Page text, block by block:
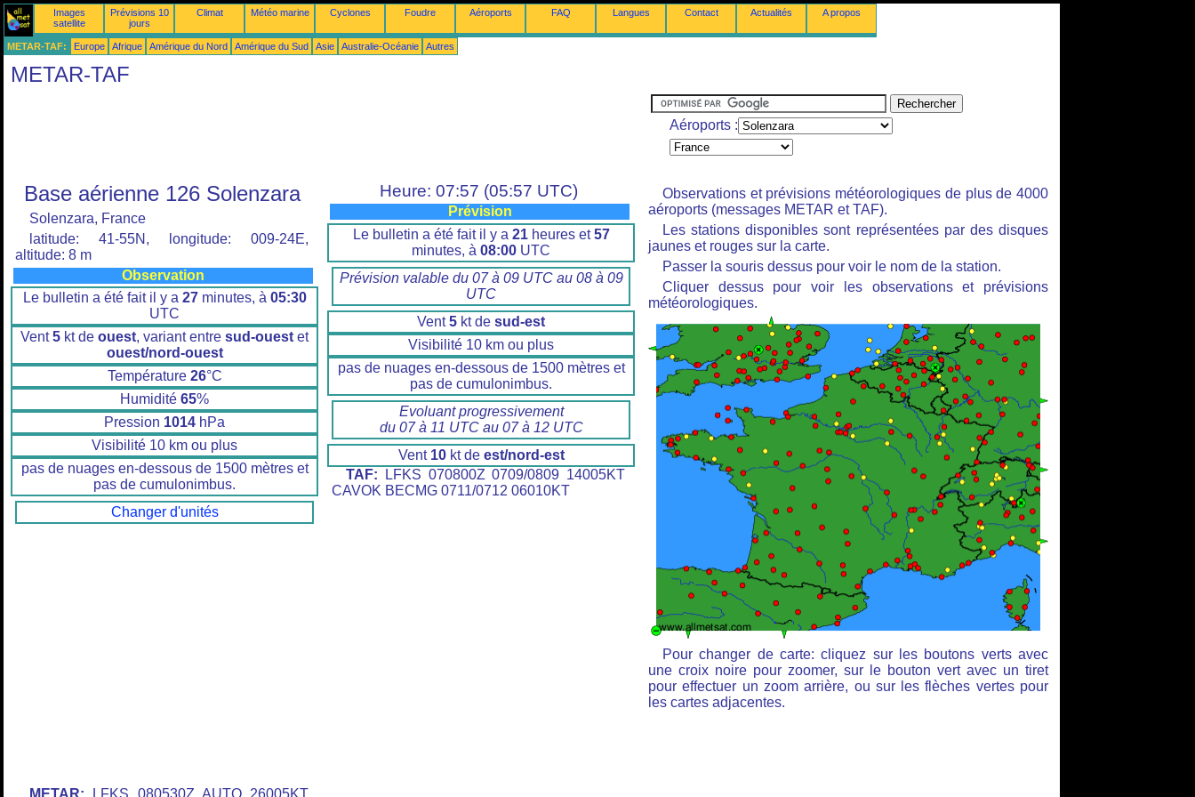
Images
satellite
Prévisions 10
jours
Climat Météo marine Cyclones Foudre Aéroports FAQ Langues Contact Actualités A propos
METAR-TAF: Europe Afrique Amérique du Nord Amérique du Sud Asie Australie-Océanie Autres
METAR-TAF
Aéroports :
Base aérienne 126 Solenzara
Solenzara, France
latitude: 41-55N, longitude: 009-24E,
altitude: 8 m
Observation
Le bulletin a été fait il y a 27minutes, à 05:30
UTC
Vent5 kt de ouest, variant entre sud-ouest et
ouest/nord-ouest
Température 26°C
Humidité 65%
Pression 1014 hPa
Visibilité 10 km ou plus
pas de nuages en-dessous de 1500 mètres et
pas de cumulonimbus.
Changer d'unités
Heure: 07:57 (05:57 UTC)
Prévision
Le bulletin a été fait il y a 21heures et57
minutes, à 08:00 UTC
Prévision valable du 07 à 09 UTC au 08 à 09
UTC
Vent5 kt de sud-est
Visibilité 10 km ou plus
pas de nuages en-dessous de 1500 mètres et
pas de cumulonimbus.
Evoluant progressivement
du 07 à 11 UTC au 07 à 12 UTC
Vent 10kt de est/nord-est
TAF: LFKS 070800Z 0709/0809 14005KT
CAVOK BECMG 0711/0712 06010KT
Observations et prévisions météorologiques de plus de 4000
aéroports (messages METAR et TAF).
Les stations disponibles sont représentées par des disques
jaunes et rouges sur la carte.
Passer la souris dessus pour voir le nom de la station.
Cliquer dessus pour voir les observations et prévisions
météorologiques.
Pour changer de carte: cliquez sur les boutons verts avec
une croix noire pour zoomer, sur le bouton vert avec un tiret
pour effectuer un zoom arrière, ou sur les flèches vertes pour
les cartes adjacentes.